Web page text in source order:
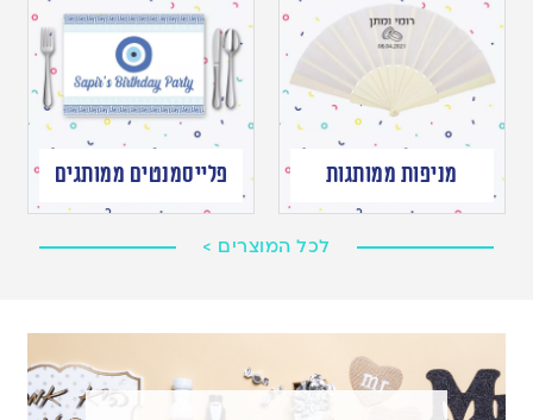
מניפות ממותגות פלייסמנטים ממותגים
לכל המוצרים >